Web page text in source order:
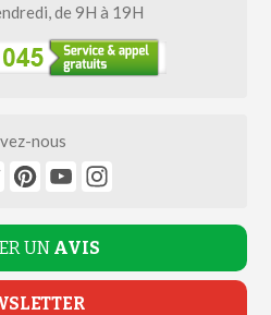
de 9H à 19H
nous
UN AVIS